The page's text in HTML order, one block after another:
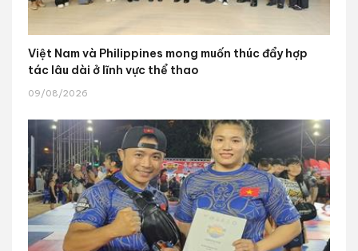
Việt Nam và Philippines mong muốn thúc đẩy hợp
tác lâu dài ở lĩnh vực thể thao
09/08/2026